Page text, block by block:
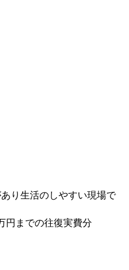
り生活のしやすい現場で
円までの往復実費分